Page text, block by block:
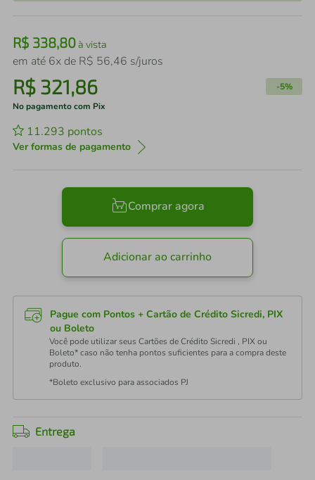
R$ 338,80à vista
em até 6x de R$ 56,46 s/juros
R$ 321,86 -5%
No pagamento com Pix
11.293 pontos
Ver formas de pagamento
Comprar agora
Adicionar ao carrinho
Pague com Pontos + Cartão de Crédito Sicredi, PIX
ou Boleto
Você pode utilizar seus Cartões de Crédito Sicredi , PIX ou
Boleto* caso não tenha pontos suficientes para a compra deste
produto.
*Boleto exclusivo para associados PJ
Entrega